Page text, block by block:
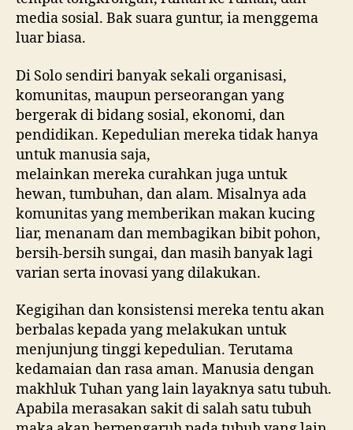
media sosial. Bak suara guntur, ia menggema
luar biasa.
Di Solo sendiri banyak sekali organisasi,
komunitas, maupun perseorangan yang
bergerak di bidang sosial, ekonomi, dan
pendidikan. Kepedulian mereka tidak hanya
untuk manusia saja,
melainkan mereka curahkan juga untuk
hewan, tumbuhan, dan alam. Misalnya ada
komunitas yang memberikan makan kucing
liar, menanam dan membagikan bibit pohon,
bersih-bersih sungai, dan masih banyak lagi
varian serta inovasi yang dilakukan.
Kegigihan dan konsistensi mereka tentu akan
berbalas kepada yang melakukan untuk
menjunjung tinggi kepedulian. Terutama
kedamaian dan rasa aman. Manusia dengan
makhluk Tuhan yang lain layaknya satu tubuh.
Apabila merasakan sakit di salah satu tubuh